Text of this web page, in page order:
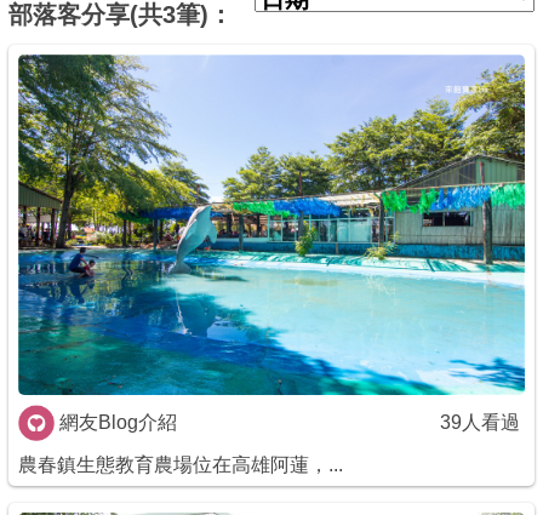
好康優惠
最新消息
最新留言
商家合作
推薦景點
討論區
部落客分享(共3筆)：
網友Blog介紹 39人看過
農春鎮生態教育農場位在高雄阿蓮，...